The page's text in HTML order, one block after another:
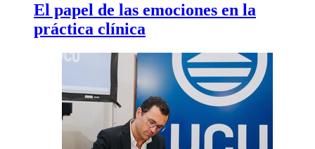
El papel de las emociones en la
práctica clínica